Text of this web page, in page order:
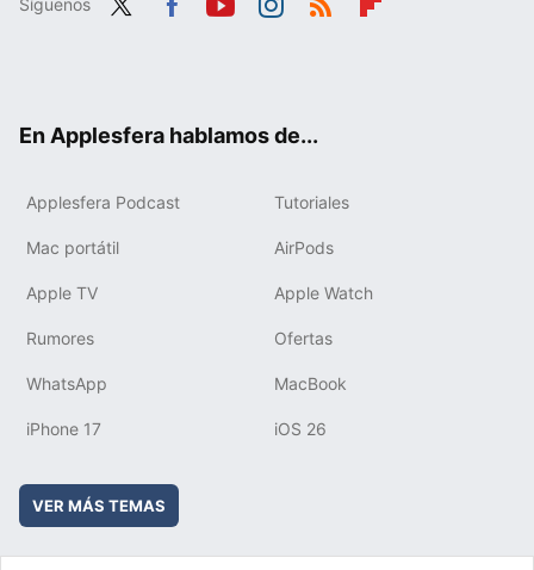
En Applesfera hablamos de...
Applesfera Podcast Tutoriales
Mac portátil AirPods
Apple TV Apple Watch
Rumores Ofertas
WhatsApp MacBook
iPhone 17 iOS 26
VER MÁS TEMAS